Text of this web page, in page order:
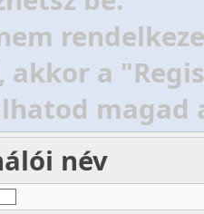
akkor a
magad
név